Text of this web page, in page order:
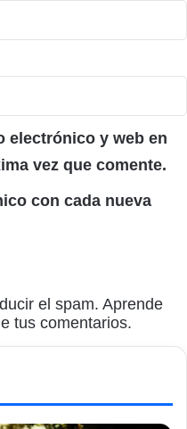
electrónico y web en
vez que comente.
con cada nueva
el spam. Aprende
tus comentarios.